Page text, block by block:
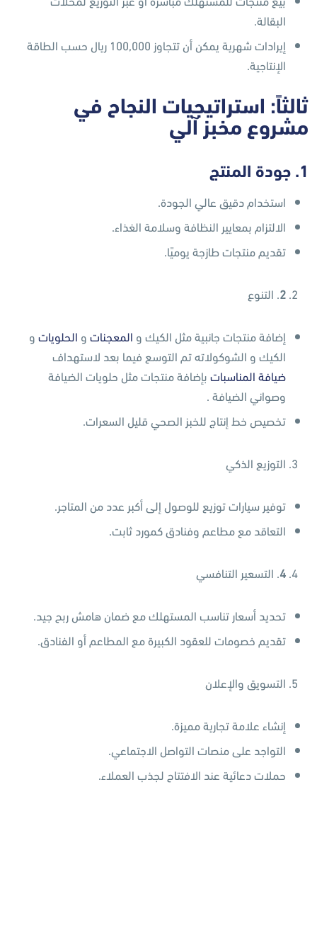
البقالة.
إيرادات شهرية يمكن أن تتجاوز 100,000 ريال حسب الطاقة
الإنتاجية.
ثالثاً: استراتيجيات النجاح في
مشروع مخبز آلي
1. جودة المنتج
استخدام دقيق عالي الجودة.
الالتزام بمعايير النظافة وسلامة الغذاء.
تقديم منتجات طازجة يوميًا.
2. التنوع
إضافة منتجات جانبية مثل الكيك و المعجنات و الحلويات و
الكيك و الشوكولاته تم التوسع فيما بعد لاستهداف
ضيافة المناسبات بإضافة منتجات مثل حلويات الضيافة
وصواني الضيافة .
تخصيص خط إنتاج للخبز الصحي قليل السعرات.
التوزيع الذكي
توفير سيارات توزيع للوصول إلى أكبر عدد من المتاجر.
التعاقد مع مطاعم وفنادق كمورد ثابت.
4. التسعير التنافسي
تحديد أسعار تناسب المستهلك مع ضمان هامش ربح جيد.
تقديم خصومات للعقود الكبيرة مع المطاعم أو الفنادق.
التسويق والإعلان
إنشاء علامة تجارية مميزة.
التواجد على منصات التواصل الاجتماعي.
حملات دعائية عند الافتتاح لجذب العملاء.